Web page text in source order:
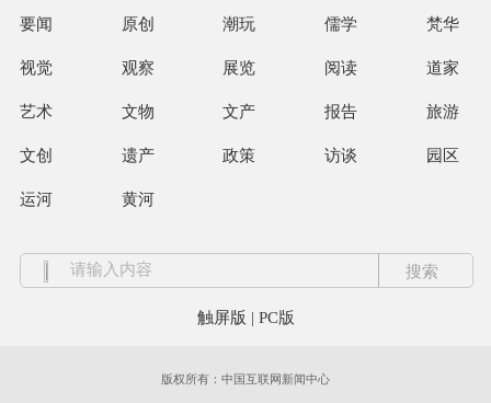
要闻 原创 潮玩 儒学 梵华
视觉 观察 展览 阅读 道家
艺术 文物 文产 报告 旅游
文创 遗产 政策 访谈 园区
运河 黄河
触屏版 | PC版
版权所有：中国互联网新闻中心